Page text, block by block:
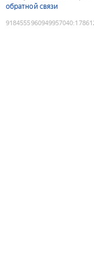
обратной связи
9184555960949957040: